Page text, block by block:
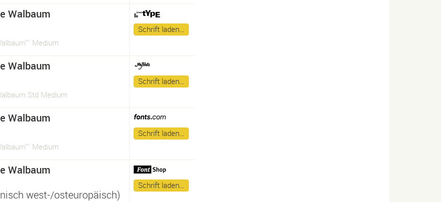
Walbaum
Medium
Schrift laden…
Walbaum
Std Medium
Schrift laden…
Walbaum
Medium
Schrift laden…
Walbaum
west-/osteuropäisch)
Schrift laden…